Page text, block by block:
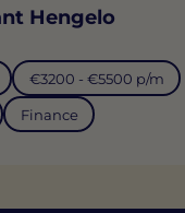
Hengelo
€3200 - €5500 p/m
Finance